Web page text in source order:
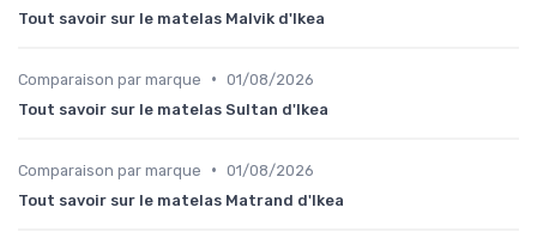
Tout savoir sur le matelas Malvik d'Ikea
Comparaison par marque • 01/08/2026
Tout savoir sur le matelas Sultan d'Ikea
Comparaison par marque • 01/08/2026
Tout savoir sur le matelas Matrand d'Ikea